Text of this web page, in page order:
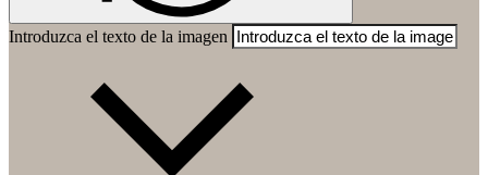
Introduzca el texto de la imagen